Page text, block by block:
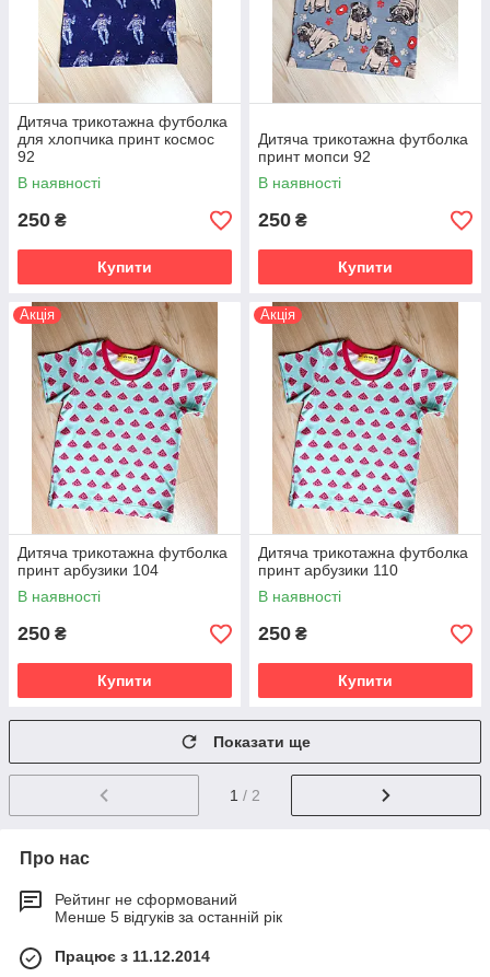
Дитяча трикотажна футболка
для хлопчика принт космос
92
В наявності
250 ₴
Купити
Дитяча трикотажна футболка
принт мопси 92
В наявності
250 ₴
Купити
Акція
Дитяча трикотажна футболка
принт арбузики 104
В наявності
250 ₴
Купити
Акція
Дитяча трикотажна футболка
принт арбузики 110
В наявності
250 ₴
Купити
Показати ще
1 / 2
Про нас
Рейтинг не сформований
Менше 5 відгуків за останній рік
Працює з 11.12.2014